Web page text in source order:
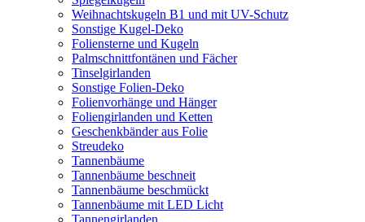
Weihnachtskugeln B1 und mit UV-Schutz
Sonstige Kugel-Deko
Foliensterne und Kugeln
Palmschnittfontänen und Fächer
Tinselgirlanden
Sonstige Folien-Deko
Folienvorhänge und Hänger
Foliengirlanden und Ketten
Geschenkbänder aus Folie
Streudeko
Tannenbäume
Tannenbäume beschneit
Tannenbäume beschmückt
Tannenbäume mit LED Licht
Tannengirlanden